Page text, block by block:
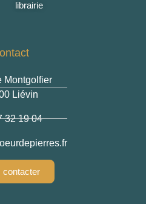
librairie
Montgolfier
Liévin
32 19 04
contacter